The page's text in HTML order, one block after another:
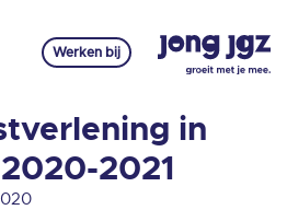
in
2021
Werken bij